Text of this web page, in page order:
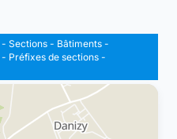
- Sections - Bâtiments -
- Préfixes de sections -